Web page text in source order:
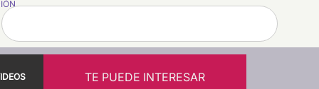
TE PUEDE INTERESAR